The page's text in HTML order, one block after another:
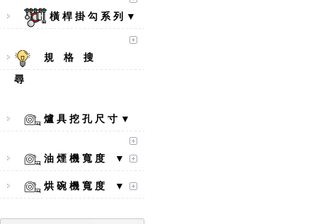
橫 桿 掛 勾 系 列 ▼
規 格 搜
尋
爐 具 挖 孔 尺 寸 ▼
油 煙 機 寬 度 ▼
烘 碗 機 寬 度 ▼
【林內Rinnai】 RB-L2600S(A)
彩焱系列 檯面式彩焱不銹鋼雙
口爐